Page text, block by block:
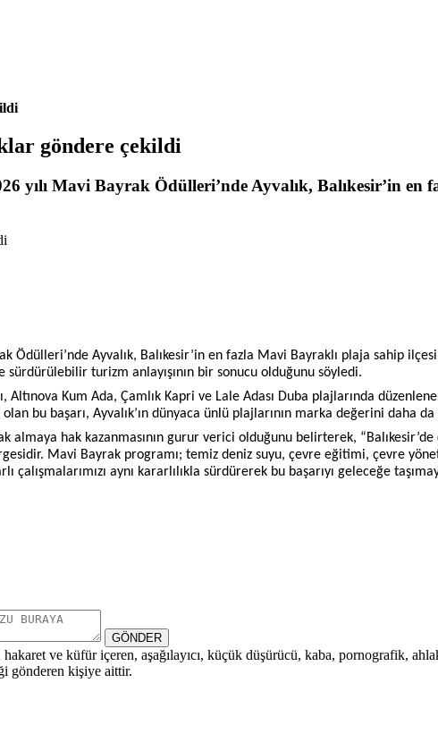
göndere çekildi
yılı Mavi Bayrak Ödülleri’nde Ayvalık, Balıkesir’in en
Ödülleri’nde Ayvalık, Balıkesir’in en fazla Mavi Bayraklı plaja sahip
turizm anlayışının bir sonucu olduğunu söyledi.
Altınova Kum Ada, Çamlık Kapri ve Lale Adası Duba plajlarında
bu başarı, Ayvalık’ın dünyaca ünlü plajlarının marka değerini daha
hak kazanmasının gurur verici olduğunu belirterek, “Balıkesir’de
Mavi Bayrak programı; temiz deniz suyu, çevre eğitimi, çevre
aynı kararlılıkla sürdürerek bu başarıyı geleceğe
GÖNDER
hakaret ve küfür içeren, aşağılayıcı, küçük düşürücü, kaba, pornografik,
gönderen kişiye aittir.